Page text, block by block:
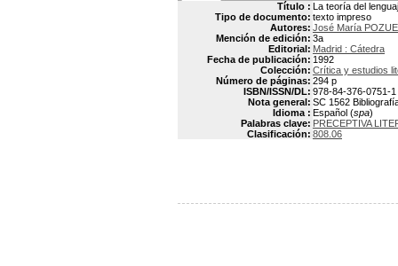
Título : La teoría del
Tipo de documento: texto impreso
Autores: José María
Mención de edición: 3a
Editorial: Madrid : Cátedra
Fecha de publicación: 1992
Colección: Crítica y estudios
Número de páginas: 294 p
ISBN/ISSN/DL: 978-84-376-0751-1
Nota general: SC 1562
Idioma : Español (spa)
Palabras clave: PRECEPTIVA
Clasificación: 808.06